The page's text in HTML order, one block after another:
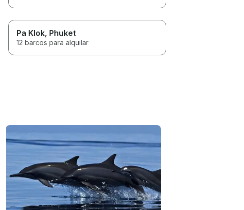
Pa Klok, Phuket
12 barcos para alquilar